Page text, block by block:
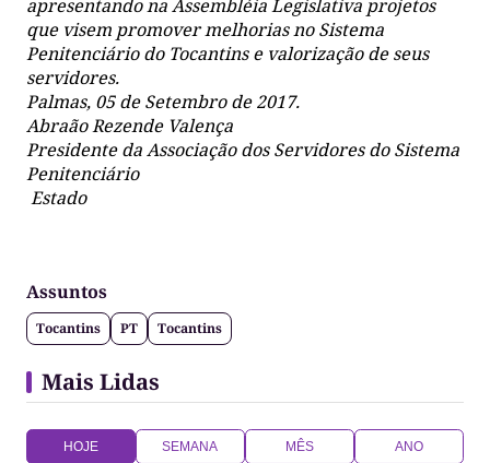
apresentando na Assembléia Legislativa projetos
que visem promover melhorias no Sistema
Penitenciário do Tocantins e valorização de seus
servidores.
Palmas, 05 de Setembro de 2017.
Abraão Rezende Valença
Presidente da Associação dos Servidores do Sistema
Penitenciário
Estado
Assuntos
Tocantins PT Tocantins
Mais Lidas
HOJE SEMANA MÊS ANO